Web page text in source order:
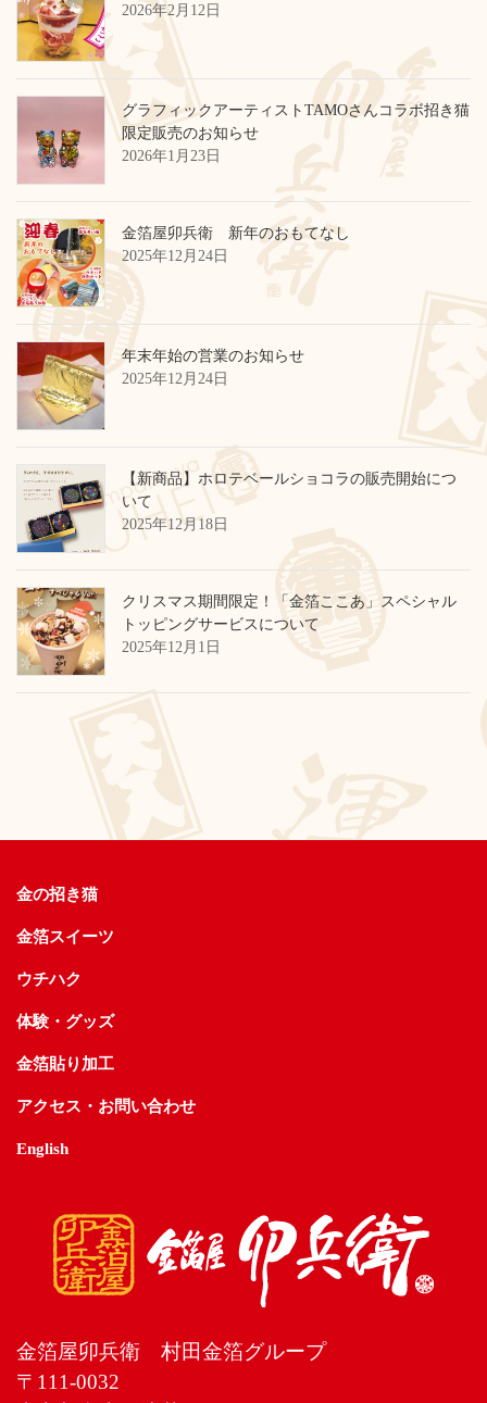
2026年2月12日
グラフィックアーティストTAMOさんコラボ招き猫
限定販売のお知らせ
2026年1月23日
金箔屋卯兵衛 新年のおもてなし
2025年12月24日
年末年始の営業のお知らせ
2025年12月24日
【新商品】ホロテベールショコラの販売開始につ
いて
2025年12月18日
クリスマス期間限定！「金箔ここあ」スペシャル
トッピングサービスについて
2025年12月1日
金の招き猫
金箔スイーツ
ウチハク
体験・グッズ
金箔貼り加工
アクセス・お問い合わせ
English
金箔屋卯兵衛 村田金箔グループ
〒111-0032